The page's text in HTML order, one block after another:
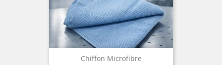
Chiffon Microfibre